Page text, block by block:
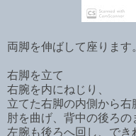
両脚を伸ばして座ります
右脚を立て
右腕を内にねじり、
立てた右脚の内側から右
肘を曲げ、背中の後ろの
左腕も後ろへ回し、でき